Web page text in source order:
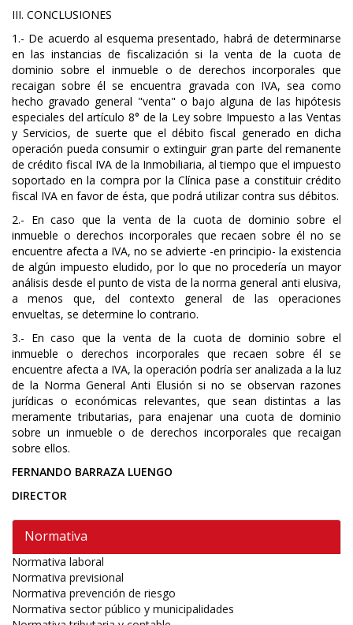
III. CONCLUSIONES
1.- De acuerdo al esquema presentado, habrá de determinarse
en las instancias de fiscalización si la venta de la cuota de
dominio sobre el inmueble o de derechos incorporales que
recaigan sobre él se encuentra gravada con IVA, sea como
hecho gravado general "venta" o bajo alguna de las hipótesis
especiales del artículo 8° de la Ley sobre Impuesto a las Ventas
y Servicios, de suerte que el débito fiscal generado en dicha
operación pueda consumir o extinguir gran parte del remanente
de crédito fiscal IVA de la Inmobiliaria, al tiempo que el impuesto
soportado en la compra por la Clínica pase a constituir crédito
fiscal IVA en favor de ésta, que podrá utilizar contra sus débitos.
2.- En caso que la venta de la cuota de dominio sobre el
inmueble o derechos incorporales que recaen sobre él no se
encuentre afecta a IVA, no se advierte -en principio- la existencia
de algún impuesto eludido, por lo que no procedería un mayor
análisis desde el punto de vista de la norma general anti elusiva,
a menos que, del contexto general de las operaciones
envueltas, se determine lo contrario.
3.- En caso que la venta de la cuota de dominio sobre el
inmueble o derechos incorporales que recaen sobre él se
encuentre afecta a IVA, la operación podría ser analizada a la luz
de la Norma General Anti Elusión si no se observan razones
jurídicas o económicas relevantes, que sean distintas a las
meramente tributarias, para enajenar una cuota de dominio
sobre un inmueble o de derechos incorporales que recaigan
sobre ellos.
FERNANDO BARRAZA LUENGO
DIRECTOR
Normativa
Normativa laboral
Normativa previsional
Normativa prevención de riesgo
Normativa sector público y municipalidades